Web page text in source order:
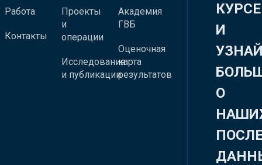
Работа
Контакты
Проекты
и
операции
Исследования
и публикации
Академия
ГВБ
Оценочная
карта
результатов
КУРСЕ
И
О